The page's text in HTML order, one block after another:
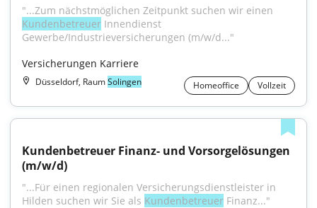
Kundenbetreuer Innendienst
Gewerbe/Industrieversicherungen (m/w/d..."
Versicherungen Karriere
Düsseldorf, RaumSolingen Homeoffice Vollzeit
Kundenbetreuer Finanz- und Vorsorgelösungen
(m/w/d)
"...Für einen regionalen Versicherungsdienstleister in
Hilden suchen wir Sie als Kundenbetreuer Finanz..."